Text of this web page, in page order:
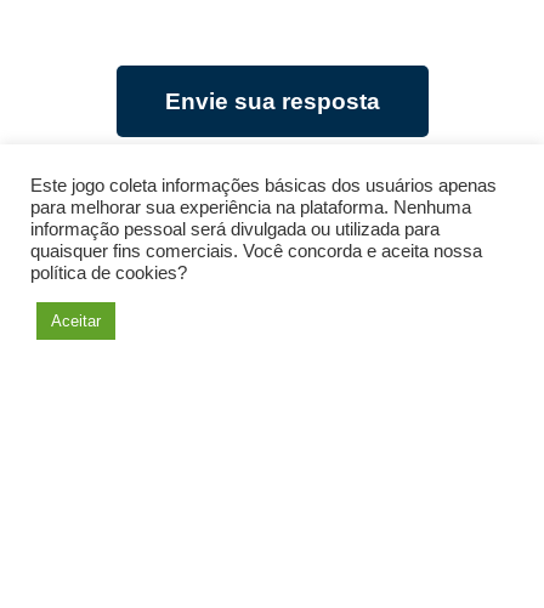
Envie sua resposta
Ver ideia mobilizadora
Voltar
Este jogo coleta informações básicas dos usuários apenas
para melhorar sua experiência na plataforma. Nenhuma
informação pessoal será divulgada ou utilizada para
quaisquer fins comerciais. Você concorda e aceita nossa
política de cookies?
Aceitar